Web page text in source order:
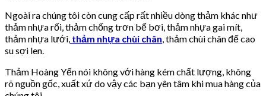
Ngoài ra chúng tôi còn cung cấp rất nhiều dòng thảm khác như
thảm nhựa rối, thảm chống trơn bể bơi, thảm nhựa gai mít,
thảm nhựa lưới, thảm nhựa chùi chân , thảm chùi chân đế cao
su sợi len.
Thảm Hoàng Yến nói không với hàng kém chất lượng, không
rõ nguồn gốc, xuất xứ do vậy các bạn yên tâm khi mua hàng của